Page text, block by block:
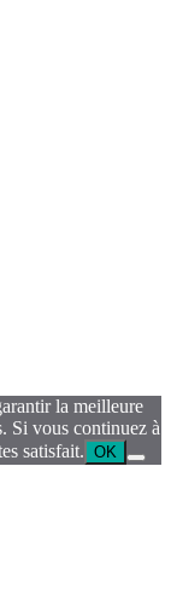
la meilleure
Si vous continuez à
satisfait. OK